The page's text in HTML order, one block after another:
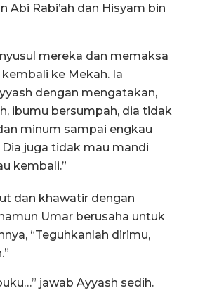
Abi Rabi’ah dan Hisyam bin
mereka dan memaksa
ke Mekah. Ia
dengan mengatakan,
ibumu bersumpah, dia tidak
minum sampai engkau
juga tidak mau mandi
kembali.”
dan khawatir dengan
Umar berusaha untuk
“Teguhkanlah dirimu,
jawab Ayyash sedih.